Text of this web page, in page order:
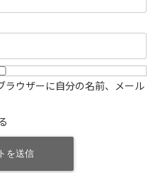
ラウザーに自分の名前、メール